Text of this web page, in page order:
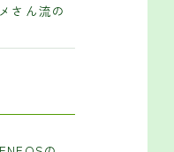
さん流の